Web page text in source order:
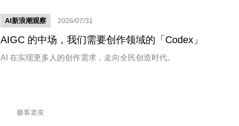
AI新浪潮观察 2026/07/31
AIGC 的中场，我们需要创作领域的「Codex」
AI 在实现更多人的创作需求，走向全民创造时代。
极客老友